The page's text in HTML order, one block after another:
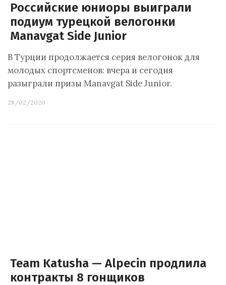
Российские юниоры выиграли
подиум турецкой велогонки
Manavgat Side Junior
В Турции продолжается серия велогонок для
молодых спортсменов: вчера и сегодня
разыграли призы Manavgat Side Junior.
28/02/2020
Team Katusha — Alpecin продлила
контракты 8 гонщиков